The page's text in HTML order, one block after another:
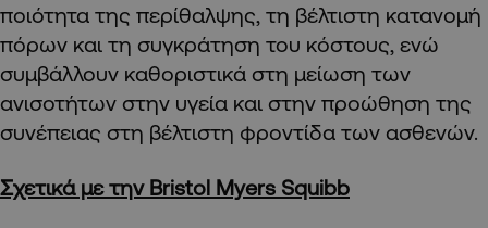
ποιότητα της περίθαλψης, τη βέλτιστη κατανομή
πόρων και τη συγκράτηση του κόστους, ενώ
συμβάλλουν καθοριστικά στη μείωση των
ανισοτήτων στην υγεία και στην προώθηση της
συνέπειας στη βέλτιστη φροντίδα των ασθενών.
Σχετικά με την Bristol Myers Squibb